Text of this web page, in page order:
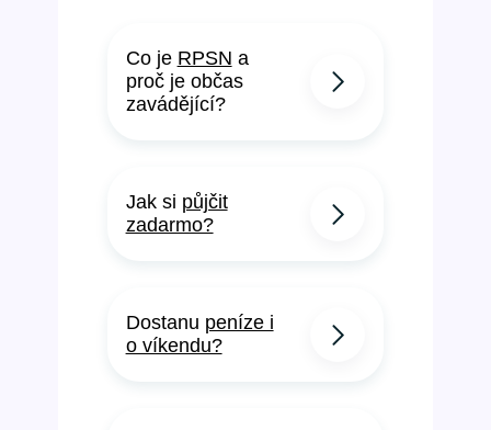
Co je RPSN a
proč je občas
zavádějící?
Jak si půjčit
zadarmo?
Dostanu peníze i
o víkendu?